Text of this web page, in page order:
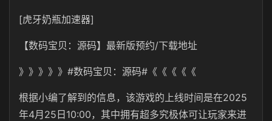
[虎牙奶瓶加速器]
【数码宝贝：源码】最新版预约/下载地址
》》》》》#数码宝贝：源码#《《《《《
根据小编了解到的信息，该游戏的上线时间是在2025
年4月25日10:00，其中拥有超多究极体可让玩家来进